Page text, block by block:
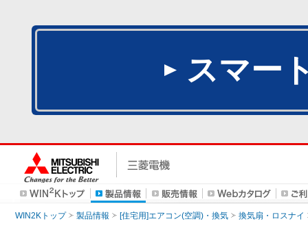
スマー
WIN2Kトップ 製品情報 [住宅用]エアコン(空調)・換気 換気扇・ロスナイ